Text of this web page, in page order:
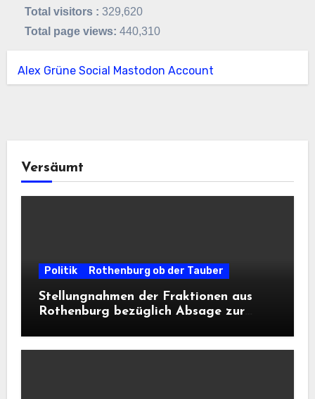
Total visitors :329,620
Total page views:440,310
Alex Grüne Social Mastodon Account
Versäumt
Politik Rothenburg ob der Tauber
Stellungnahmen der Fraktionen aus
Rothenburg bezüglich Absage zur